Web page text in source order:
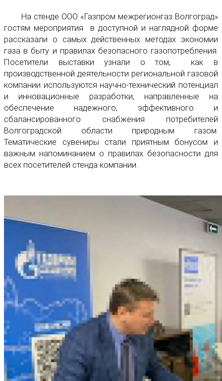
На стенде ООО «Газпром межрегионгаз Волгоград»
гостям мероприятия в доступной и наглядной форме
рассказали о самых действенных методах экономии
газа в быту и правилах безопасного газопотребления.
Посетители выставки узнали о том, как в
производственной деятельности региональной газовой
компании используются научно-технический потенциал
и инновационные разработки, направленные на
обеспечение надежного, эффективного и
сбалансированного снабжения потребителей
Волгоградской области природным газом.
Тематические сувениры стали приятным бонусом и
важным напоминанием о правилах безопасности для
всех посетителей стенда компании.